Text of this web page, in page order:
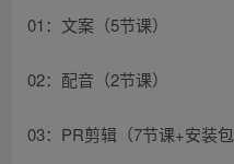
01：文案（5节课）
02：配音（2节课）
03：PR剪辑（7节课+安装包